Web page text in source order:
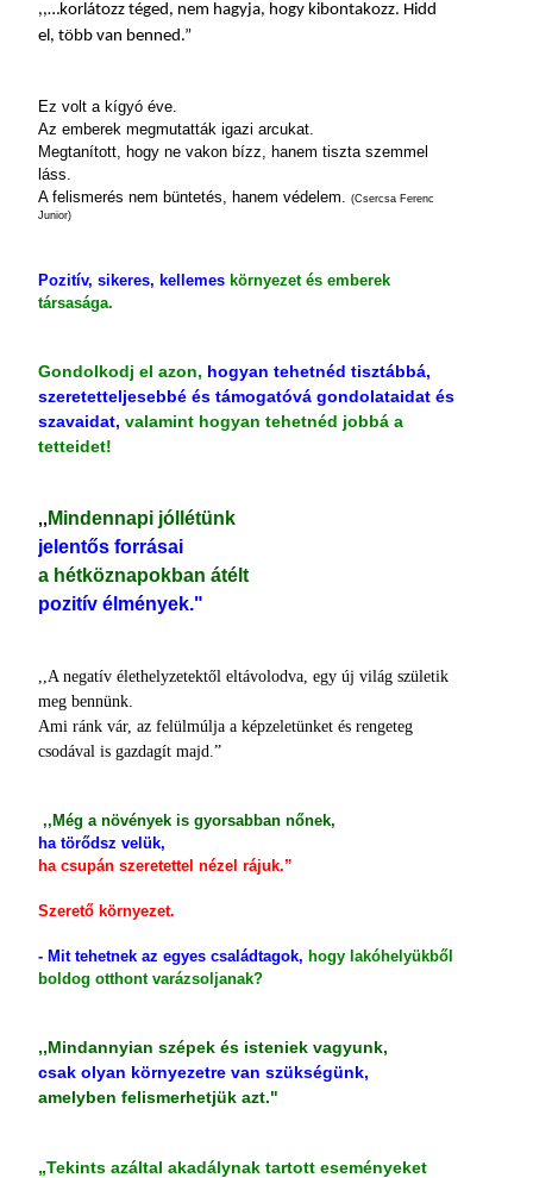
,,…korlátozz téged, nem hagyja, hogy kibontakozz. Hidd
el, több van benned.”
Ez volt a kígyó éve.
Az emberek megmutatták igazi arcukat.
Megtanított, hogy ne vakon bízz, hanem tiszta szemmel
láss.
A felismerés nem büntetés, hanem védelem. (Csercsa Ferenc
Junior)
Pozitív, sikeres, kellemes környezet és emberek
társasága.
Gondolkodj el azon, hogyan tehetnéd tisztábbá,
szeretetteljesebbé és támogatóvá gondolataidat és
szavaidat, valamint hogyan tehetnéd jobbá a
tetteidet!
,, Mindennapi jóllétünk
jelentős forrásai
a hétköznapokban átélt
pozitív élmények."
,,A negatív élethelyzetektől eltávolodva, egy új világ születik
meg bennünk.
Ami ránk vár, az felülmúlja a képzeletünket és rengeteg
csodával is gazdagít majd.”
,,Még a növények is gyorsabban nőnek,
ha törődsz velük,
ha csupán szeretettel nézel rájuk.”
Szerető környezet.
- Mit tehetnek az egyes családtagok, hogy lakóhelyükből
boldog otthont varázsoljanak?
,,Mindannyian szépek és isteniek vagyunk,
csak olyan környezetre van szükségünk,
amelyben felismerhetjük azt."
„Tekints azáltal akadálynak tartott eseményeket